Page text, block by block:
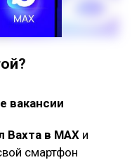
вакансии
Вахта в МАХ и
смартфон